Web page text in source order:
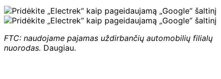
FTC: naudojame pajamas uždirbančių automobilių filialų
nuorodas. Daugiau.